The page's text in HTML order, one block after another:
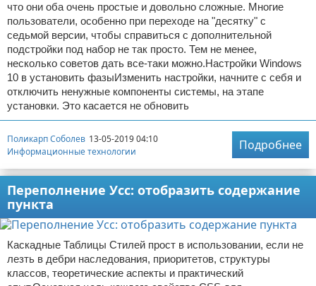
что они оба очень простые и довольно сложные. Многие
пользователи, особенно при переходе на "десятку" с
седьмой версии, чтобы справиться с дополнительной
подстройки под набор не так просто. Тем не менее,
несколько советов дать все-таки можно.Настройки Windows
10 в установить фазыИзменить настройки, начните с себя и
отключить ненужные компоненты системы, на этапе
установки. Это касается не обновить
Поликарп Соболев 13-05-2019 04:10
Информационные технологии
Подробнее
Переполнение Усс: отобразить содержание
пункта
Каскадные Таблицы Стилей прост в использовании, если не
лезть в дебри наследования, приоритетов, структуры
классов, теоретические аспекты и практический